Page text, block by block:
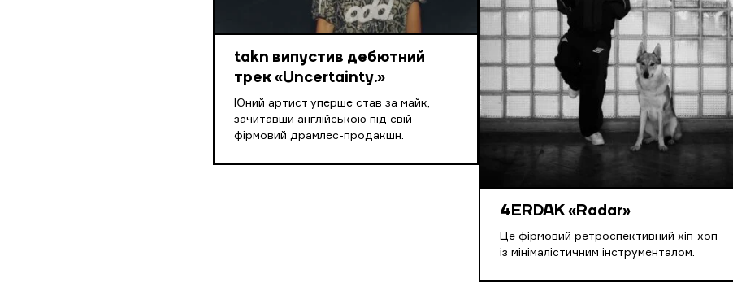
takn випустив дебютний
трек «Uncertainty.»
Юний артист уперше став за майк,
зачитавши англійською під свій
фірмовий драмлес-продакшн.
4ERDAK «Radar»
Це фірмовий ретроспективний хіп-хоп
із мінімалістичним інструменталом.